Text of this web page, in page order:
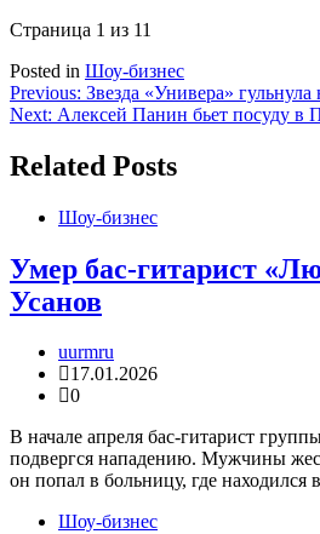
Страница 1 из 11
Posted in Шоу-бизнес
Навигация
по
записям
Previous: Звезда «Универа»
Next: Алексей Панин бьет посуду в
Related Posts
Шоу-бизнес
Умер бас-гитарист
Усанов
uurmru
17.01.2026
0
В начале апреля бас-гитарист
подвергся нападению. Мужчины
он попал в больницу, где
Шоу-бизнес